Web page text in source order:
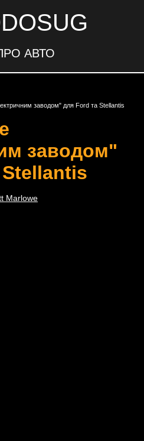
АВТО
заводом" для Ford та Stellantis
заводом"
Marlowe